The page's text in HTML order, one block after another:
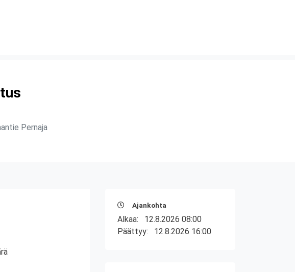
Pernaja
Ajankohta
Alkaa: 12.8.2026 08:00
Päättyy: 12.8.2026 16:00